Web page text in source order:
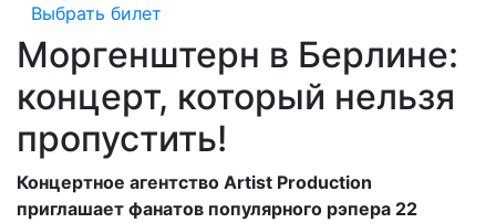
Выбрать билет
Моргенштерн в Берлине:
концерт, который нельзя
пропустить!
Концертное агентство Artist Production
приглашает фанатов популярного рэпера 22